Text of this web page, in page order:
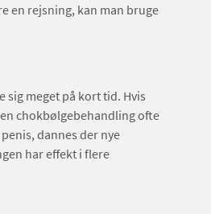
en rejsning, kan man bruge
sig meget på kort tid. Hvis
chokbølgebehandling ofte
dannes der nye
har effekt i flere